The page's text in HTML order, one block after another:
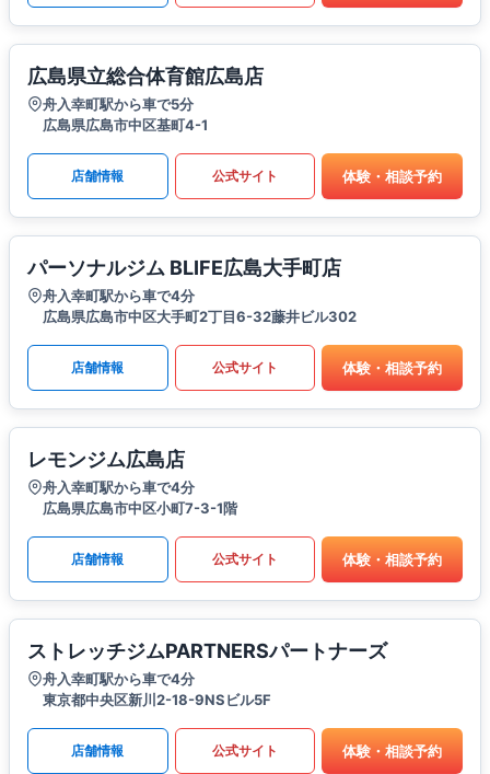
広島県立総合体育館広島店
舟入幸町駅から車で5分
広島県広島市中区基町4-1
店舗情報 公式サイト 体験・相談予約
パーソナルジム BLIFE広島大手町店
舟入幸町駅から車で4分
広島県広島市中区大手町2丁目6-32藤井ビル302
店舗情報 公式サイト 体験・相談予約
レモンジム広島店
舟入幸町駅から車で4分
広島県広島市中区小町7-3-1階
店舗情報 公式サイト 体験・相談予約
ストレッチジムPARTNERSパートナーズ
舟入幸町駅から車で4分
東京都中央区新川2-18-9NSビル5F
店舗情報 公式サイト 体験・相談予約